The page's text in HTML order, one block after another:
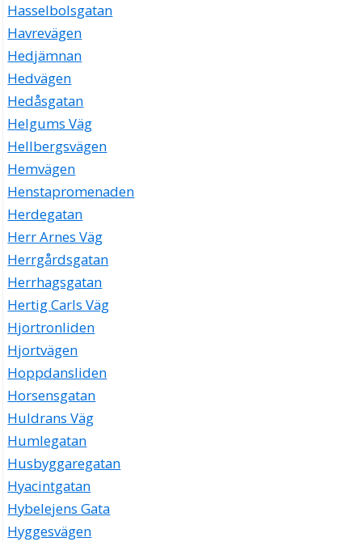
Hasselbolsgatan
Havrevägen
Hedjämnan
Hedvägen
Hedåsgatan
Helgums Väg
Hellbergsvägen
Hemvägen
Henstapromenaden
Herdegatan
Herr Arnes Väg
Herrgårdsgatan
Herrhagsgatan
Hertig Carls Väg
Hjortronliden
Hjortvägen
Hoppdansliden
Horsensgatan
Huldrans Väg
Humlegatan
Husbyggaregatan
Hyacintgatan
Hybelejens Gata
Hyggesvägen